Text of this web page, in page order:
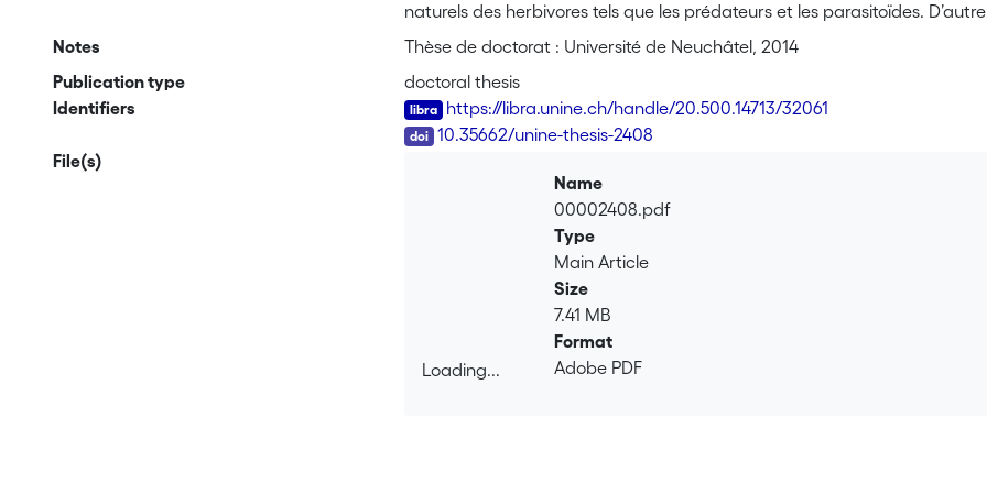
naturels des herbivores tels que les prédateurs et les parasitoïdes.
mêmes pour localiser leurs plantes hôtes. Certains HIPVs peuvent aussi
rapidement et de manière plus efficace lorsque l’attaque se produira.
beaucoup d’autre reste à trouver. Par exemple, nous n’avons que peu
dominant du mélange de volatils émis par les plantes. Dans la thèse
défenses directes et indirectes du maïs grâce à l’utilisation de plantes
la preuve que l’indole est essentiel pour le “priming” d’autres HIPVs au
de communication entre différentes plantes afin de les préparer à une
étudié l’effet de l’indole sur un insecte herbivore généraliste,
défense directe chez le maïs en repoussant les adultes et les chenilles
succès reproducteur des adultes. Dans le troisième chapitre, nous avons
niveau trophique. Nous avons trouvé que malgré une attraction de
chenilles de l’espèce S. littoralis en augmentant leur résistance contre
Notes
Thèse de doctorat : Université de Neuchâtel, 2014
Publication type
doctoral thesis
Identifiers
https://libra.unine.ch/handle/20.500.14713/32061
10.35662/unine-thesis-2408
File(s)
Loading...
Name
00002408.pdf
Type
Main Article
Size
7.41 MB
Format
Adobe PDF